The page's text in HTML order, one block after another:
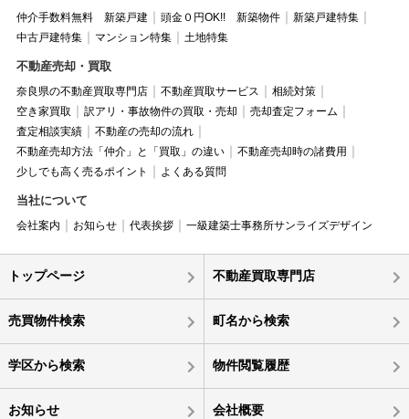
仲介手数料無料 新築戸建 頭金０円OK!! 新築物件
新築戸建特集
中古戸建特集
マンション特集 土地特集
不動産売却・買取
奈良県の不動産買取専門店 不動産買取サービス
相続対策
空き家買取
訳アリ・事故物件の買取・売却
売却査定フォーム
査定相談実績
不動産の売却の流れ
不動産売却方法「仲介」と「買取」の違い
不動産売却時の諸費用
少しでも高く売るポイント
よくある質問
当社について
会社案内 お知らせ 代表挨拶 一級建築士事務所サンライズデザイン
トップページ 不動産買取専門店
売買物件検索 町名から検索
学区から検索 物件閲覧履歴
お知らせ 会社概要